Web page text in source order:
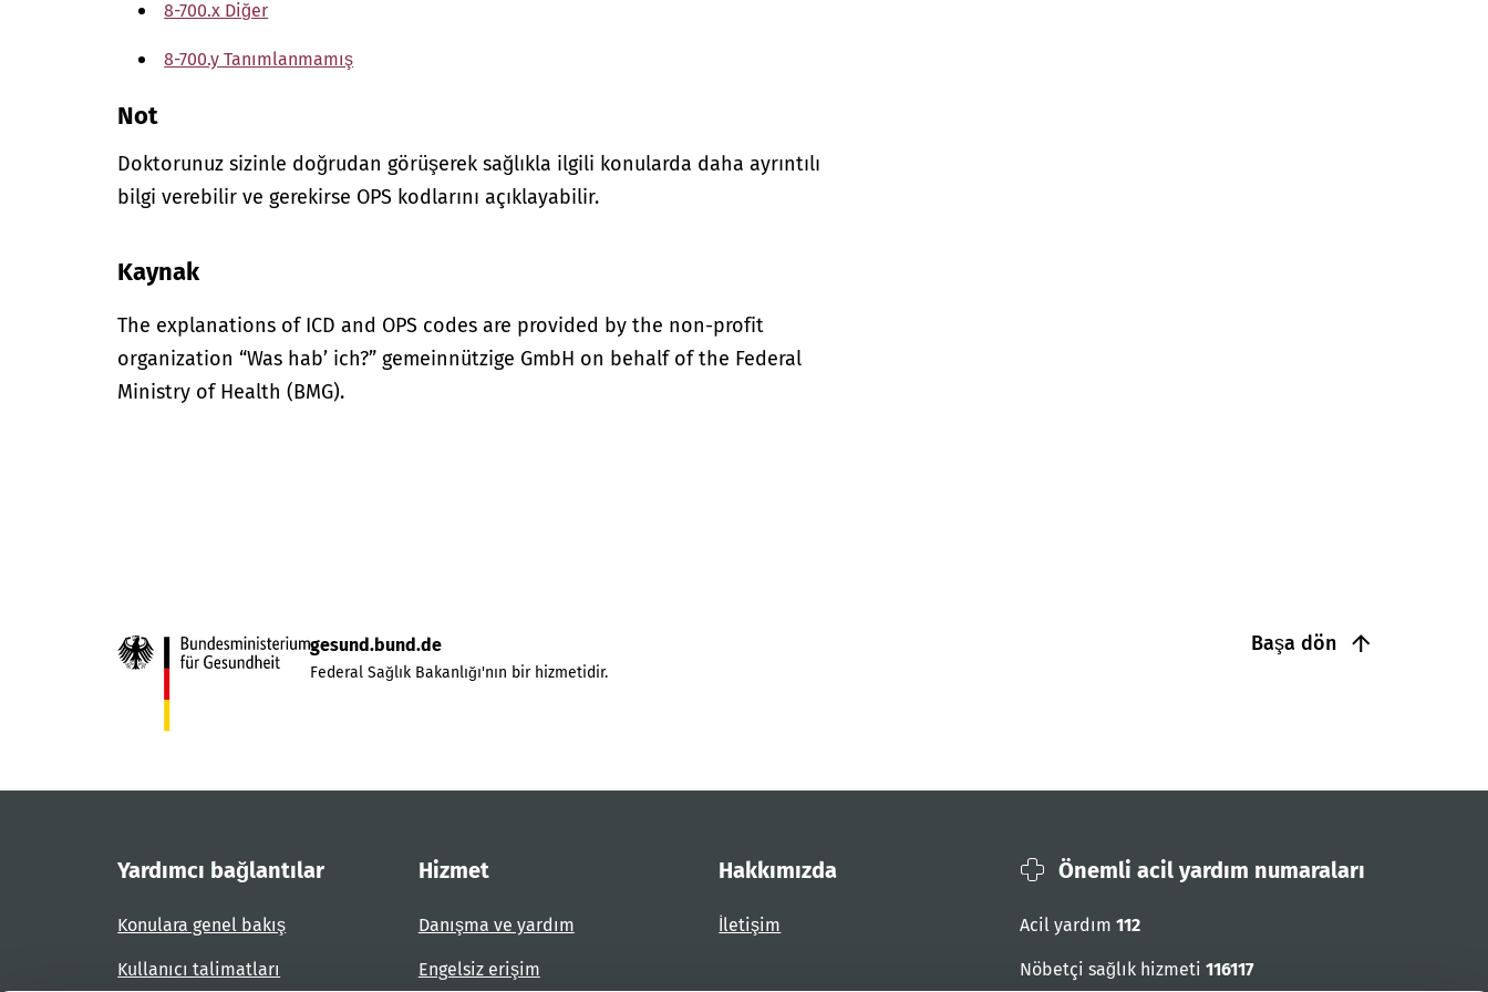
8-700.x Diğer
8-700.y Tanımlanmamış
Not
Doktorunuz sizinle doğrudan görüşerek sağlıkla ilgili konularda daha ayrıntılı
bilgi verebilir ve gerekirse OPS kodlarını açıklayabilir.
Kaynak
The explanations of ICD and OPS codes are provided by the non-profit
organization “Was hab’ ich?” gemeinnützige GmbH on behalf of the Federal
Ministry of Health (BMG).
Başa dön
gesund.bund.de
Federal Sağlık Bakanlığı'nın bir hizmetidir.
Yardımcı bağlantılar
Konulara genel bakış
Kullanıcı talimatları
Hizmet
Danışma ve yardım
Engelsiz erişim
Hakkımızda
İletişim
Önemli acil yardım numaraları
Acil yardım 112
Nöbetçi sağlık hizmeti 116117